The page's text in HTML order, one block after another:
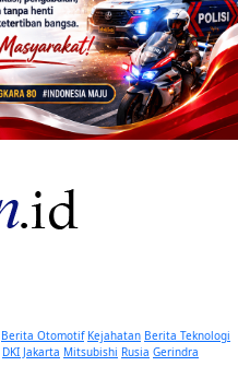
Berita Otomotif Kejahatan Berita Teknologi
DKI Jakarta Mitsubishi Rusia Gerindra